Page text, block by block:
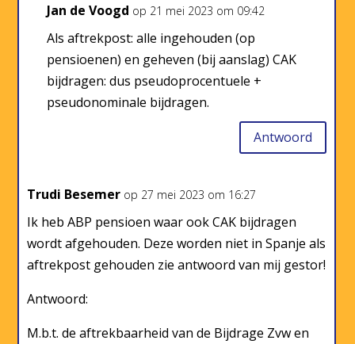
Jan de Voogd op 21 mei 2023 om 09:42
Als aftrekpost: alle ingehouden (op
pensioenen) en geheven (bij aanslag) CAK
bijdragen: dus pseudoprocentuele +
pseudonominale bijdragen.
Antwoord
Trudi Besemer op 27 mei 2023 om 16:27
Ik heb ABP pensioen waar ook CAK bijdragen
wordt afgehouden. Deze worden niet in Spanje als
aftrekpost gehouden zie antwoord van mij gestor!
Antwoord:
M.b.t. de aftrekbaarheid van de Bijdrage Zvw en